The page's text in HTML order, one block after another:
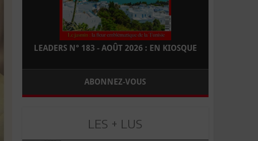
LEADERS N° 183 - AOÛT 2026 : EN KIOSQUE
ABONNEZ-VOUS
LES + LUS